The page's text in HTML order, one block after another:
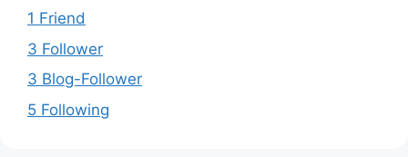
1 Friend
3 Follower
3 Blog-Follower
5 Following